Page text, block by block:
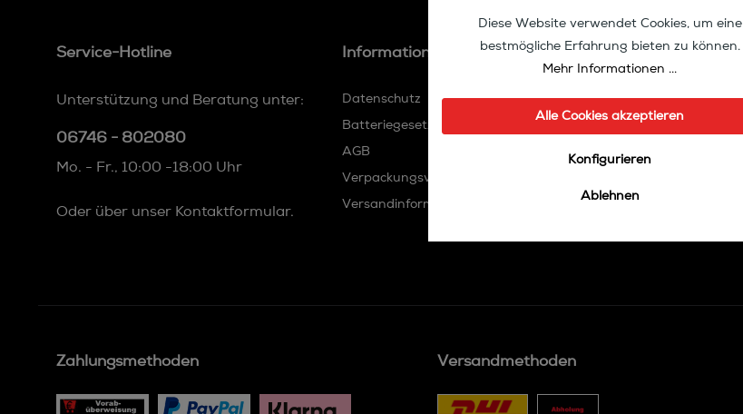
Service-Hotline
Unterstützung und Beratung unter:
06746 - 802080
Mo. - Fr., 10:00 -18:00 Uhr
Oder über unser Kontaktformular.
Informationen
Datenschutz
Batteriegesetz
AGB
Verpackungsverordnung
Versandinformationen
Kundenservice
Shopnews-Archiv
Kontakt
Impressum
Zahlungsmethoden Versandmethoden
Diese Website verwendet Cookies, um eine
bestmögliche Erfahrung bieten zu können.
Mehr Informationen ...
Alle Cookies akzeptieren
Konfigurieren
Ablehnen